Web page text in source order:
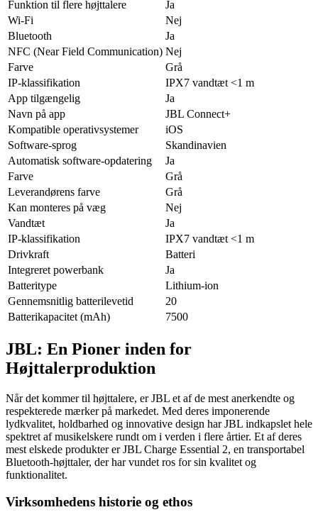
Funktion til flere højttalere
Ja
Wi-Fi
Nej
Bluetooth
Ja
NFC (Near Field Communication) Nej
Farve
Grå
IP-klassifikation
IPX7 vandtæt <1 m
App tilgængelig
Ja
Navn på app
JBL Connect+
Kompatible operativsystemer
iOS
Software-sprog
Skandinavien
Automatisk software-opdatering
Ja
Farve
Grå
Leverandørens farve
Grå
Kan monteres på væg
Nej
Vandtæt
Ja
IP-klassifikation
IPX7 vandtæt <1 m
Drivkraft
Batteri
Integreret powerbank
Ja
Batteritype
Lithium-ion
Gennemsnitlig batterilevetid
20
Batterikapacitet (mAh)
7500
JBL: En Pioner inden for
Højttalerproduktion
Når det kommer til højttalere, er JBL et af de mest anerkendte og
respekterede mærker på markedet. Med deres imponerende
lydkvalitet, holdbarhed og innovative design har JBL indkapslet hele
spektret af musikelskere rundt om i verden i flere årtier. Et af deres
mest elskede produkter er JBL Charge Essential 2, en transportabel
Bluetooth-højttaler, der har vundet ros for sin kvalitet og
funktionalitet.
Virksomhedens historie og ethos